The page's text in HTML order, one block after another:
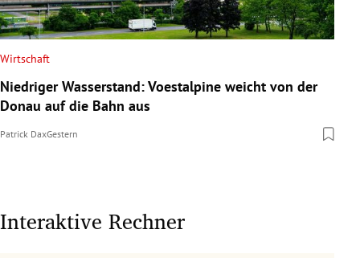
Wirtschaft
Niedriger Wasserstand: Voestalpine weicht von der
Donau auf die Bahn aus
Patrick DaxGestern
Interaktive Rechner